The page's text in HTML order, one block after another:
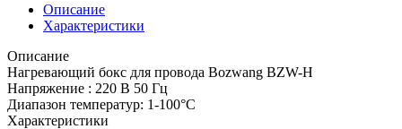
Описание
Характеристики
Описание
Нагревающий бокс для провода Bozwang BZW-H
Напряжение : 220 В 50 Гц
Диапазон температур: 1-100°C
Характеристики